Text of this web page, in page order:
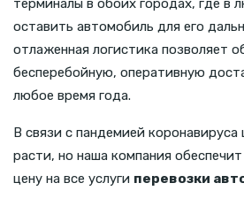
терминалы в обоих городах, где в
оставить автомобиль для его
отлаженная логистика позволяет
бесперебойную, оперативную
любое время года.
В связи с пандемией коронавируса
расти, но наша компания
цену на все услуги перевозки